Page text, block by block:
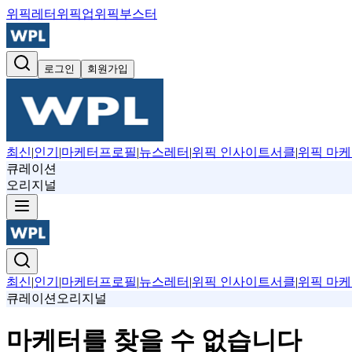
위픽레터 위픽업위픽부스터
로그인 회원가입
최신|인기 |마케터프로필|뉴스레터 |위픽 인사이트서클|위픽 마
큐레이션
오리지널
최신|인기 |마케터프로필|뉴스레터 |위픽 인사이트서클|위픽 마
큐레이션 오리지널
마케터를 찾을 수 없습니다